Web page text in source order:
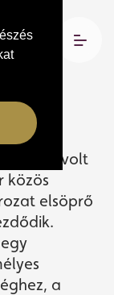
volt
közös
elsöprő
a